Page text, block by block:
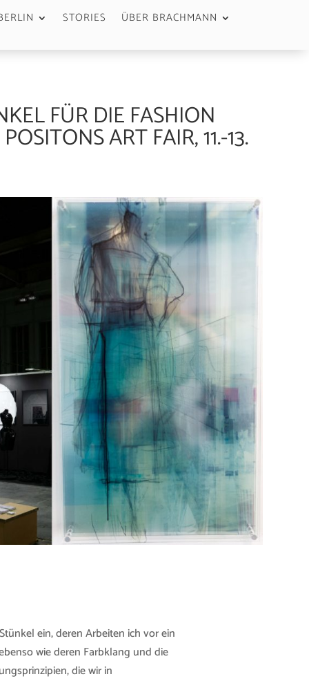
STORIES ÜBER BRACHMANN
FÜR DIE FASHION
ART FAIR, 11.-13.
ein, deren Arbeiten ich vor ein
wie deren Farbklang und die
die wir in